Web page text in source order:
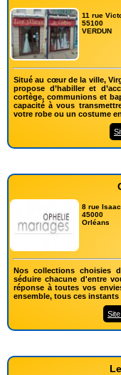
11 rue
55100
VERDUN
Situé au cœur de la ville,
propose d’habiller et
cortège, communions et
capacité à vous
votre robe ou un costume
8 rue
45000
Orléans
Nos collections choisies
séduire chacune d'entre
réponse à toutes vos
ensemble, tous ces